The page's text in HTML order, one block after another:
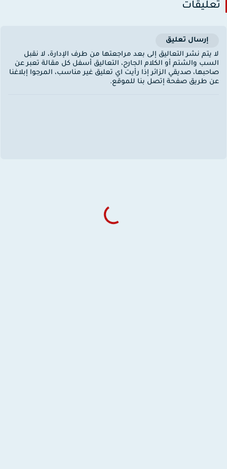
إرسال تعليق
يتم نشر التعاليق إلى بعد مراجعتها من طرف الإدارة، لا نقبل
والشتم أو الكلام الجارح، التعاليق أسفل كل مقالة تعبر عن
صديقي الزائر إذا رأيت اي تعليق غير مناسب، المرجوا إبلاغنا
طريق صفحة إتصل بنا للموقع.